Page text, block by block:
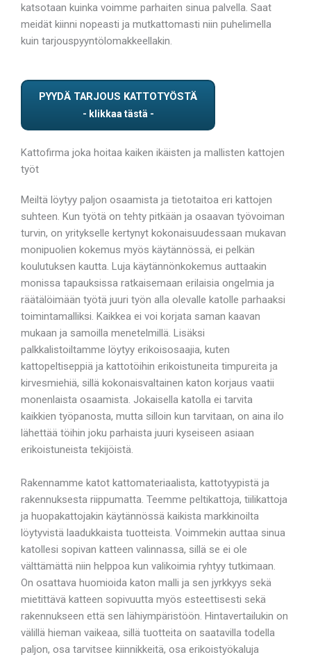
katsotaan kuinka voimme parhaiten sinua palvella. Saat
meidät kiinni nopeasti ja mutkattomasti niin puhelimella
kuin tarjouspyyntölomakkeellakin.
PYYDÄ TARJOUS KATTOTYÖSTÄ
Kattofirma joka hoitaa kaiken ikäisten ja mallisten kattojen
työt
Meiltä löytyy paljon osaamista ja tietotaitoa eri kattojen
suhteen. Kun työtä on tehty pitkään ja osaavan työvoiman
turvin, on yritykselle kertynyt kokonaisuudessaan mukavan
monipuolien kokemus myös käytännössä, ei pelkän
koulutuksen kautta. Luja käytännönkokemus auttaakin
monissa tapauksissa ratkaisemaan erilaisia ongelmia ja
räätälöimään työtä juuri työn alla olevalle katolle parhaaksi
toimintamalliksi. Kaikkea ei voi korjata saman kaavan
mukaan ja samoilla menetelmillä. Lisäksi
palkkalistoiltamme löytyy erikoisosaajia, kuten
kattopeltiseppiä ja kattotöihin erikoistuneita timpureita ja
kirvesmiehiä, sillä kokonaisvaltainen katon korjaus vaatii
monenlaista osaamista. Jokaisella katolla ei tarvita
kaikkien työpanosta, mutta silloin kun tarvitaan, on aina ilo
lähettää töihin joku parhaista juuri kyseiseen asiaan
erikoistuneista tekijöistä.
Rakennamme katot kattomateriaalista, kattotyypistä ja
rakennuksesta riippumatta. Teemme peltikattoja, tiilikattoja
ja huopakattojakin käytännössä kaikista markkinoilta
löytyvistä laadukkaista tuotteista. Voimmekin auttaa sinua
katollesi sopivan katteen valinnassa, sillä se ei ole
välttämättä niin helppoa kun valikoimia ryhtyy tutkimaan.
On osattava huomioida katon malli ja sen jyrkkyys sekä
mietittävä katteen sopivuutta myös esteettisesti sekä
rakennukseen että sen lähiympäristöön. Hintavertailukin on
välillä hieman vaikeaa, sillä tuotteita on saatavilla todella
paljon, osa tarvitsee kiinnikkeitä, osa erikoistyökaluja